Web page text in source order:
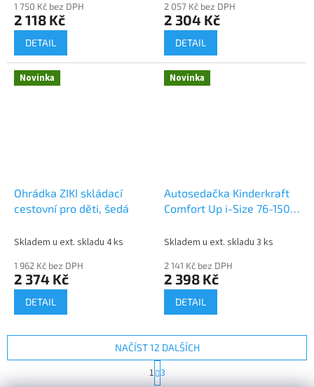
1 750 Kč bez DPH
2 118 Kč
DETAIL
2 057 Kč bez DPH
2 304 Kč
DETAIL
Novinka
Ohrádka ZIKI skládací
cestovní pro děti, šedá
Skladem u ext. skladu 4 ks
1 962 Kč bez DPH
2 374 Kč
DETAIL
Novinka
Autosedačka Kinderkraft
Comfort Up i-Size 76-150
Skladem u ext. skladu 3 ks
2 141 Kč bez DPH
2 398 Kč
DETAIL
NAČÍST 12 DALŠÍCH
t
1 3